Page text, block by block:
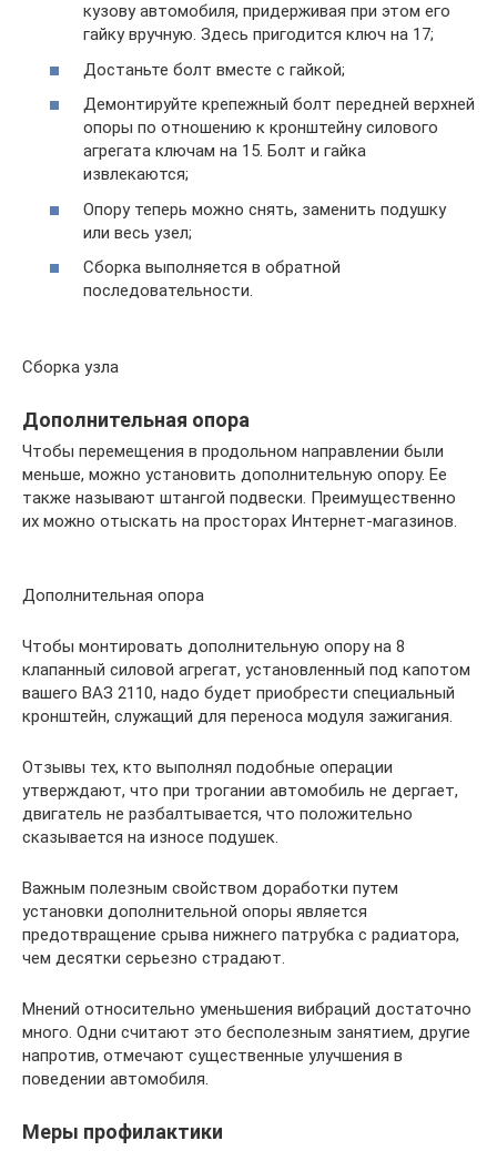
кузову автомобиля, придерживая при этом его
гайку вручную. Здесь пригодится ключ на 17;
Достаньте болт вместе с гайкой;
Демонтируйте крепежный болт передней верхней
опоры по отношению к кронштейну силового
агрегата ключам на 15. Болт и гайка
извлекаются;
Опору теперь можно снять, заменить подушку
или весь узел;
Сборка выполняется в обратной
последовательности.
Сборка узла
Дополнительная опора
Чтобы перемещения в продольном направлении были
меньше, можно установить дополнительную опору. Ее
также называют штангой подвески. Преимущественно
их можно отыскать на просторах Интернет-магазинов.
Дополнительная опора
Чтобы монтировать дополнительную опору на 8
клапанный силовой агрегат, установленный под капотом
вашего ВАЗ 2110, надо будет приобрести специальный
кронштейн, служащий для переноса модуля зажигания.
Отзывы тех, кто выполнял подобные операции
утверждают, что при трогании автомобиль не дергает,
двигатель не разбалтывается, что положительно
сказывается на износе подушек.
Важным полезным свойством доработки путем
установки дополнительной опоры является
предотвращение срыва нижнего патрубка с радиатора,
чем десятки серьезно страдают.
Мнений относительно уменьшения вибраций достаточно
много. Одни считают это бесполезным занятием, другие
напротив, отмечают существенные улучшения в
поведении автомобиля.
Меры профилактики